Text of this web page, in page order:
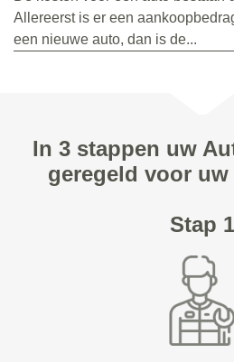
Allereerst is er een
een nieuwe auto, dan is de...
In 3 stappen uw
geregeld voor uw
Stap 1